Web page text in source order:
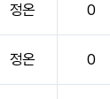
정온 0
정온 0